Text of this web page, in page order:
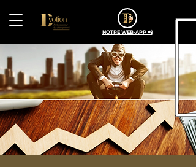
NOTRE WEB-APP 📲